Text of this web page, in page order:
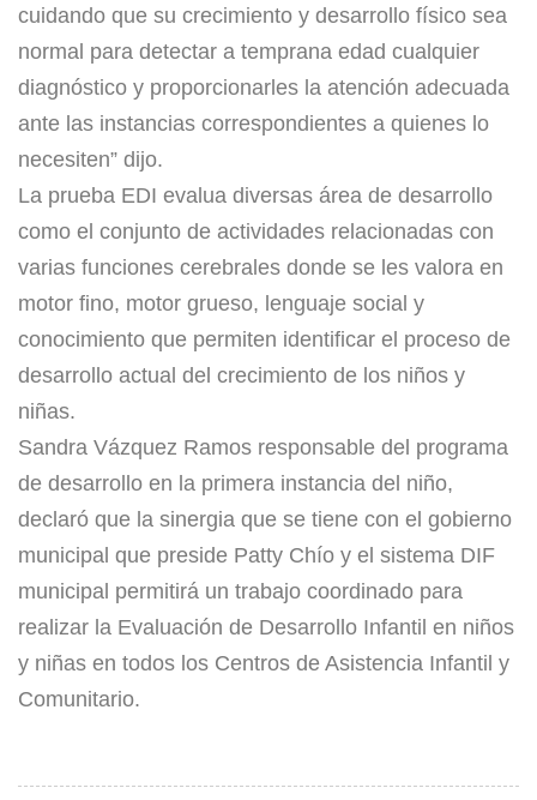
cuidando que su crecimiento y desarrollo físico sea
normal para detectar a temprana edad cualquier
diagnóstico y proporcionarles la atención adecuada
ante las instancias correspondientes a quienes lo
necesiten” dijo.
La prueba EDI evalua diversas área de desarrollo
como el conjunto de actividades relacionadas con
varias funciones cerebrales donde se les valora en
motor fino, motor grueso, lenguaje social y
conocimiento que permiten identificar el proceso de
desarrollo actual del crecimiento de los niños y
niñas.
Sandra Vázquez Ramos responsable del programa
de desarrollo en la primera instancia del niño,
declaró que la sinergia que se tiene con el gobierno
municipal que preside Patty Chío y el sistema DIF
municipal permitirá un trabajo coordinado para
realizar la Evaluación de Desarrollo Infantil en niños
y niñas en todos los Centros de Asistencia Infantil y
Comunitario.